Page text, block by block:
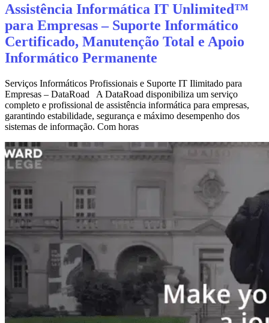
Assistência Informática IT Unlimited™
para Empresas – Suporte Informático
Certificado, Manutenção Total e Apoio
Informático Permanente
Serviços Informáticos Profissionais e Suporte IT Ilimitado para
Empresas – DataRoad A DataRoad disponibiliza um serviço
completo e profissional de assistência informática para empresas,
garantindo estabilidade, segurança e máximo desempenho dos
sistemas de informação. Com horas